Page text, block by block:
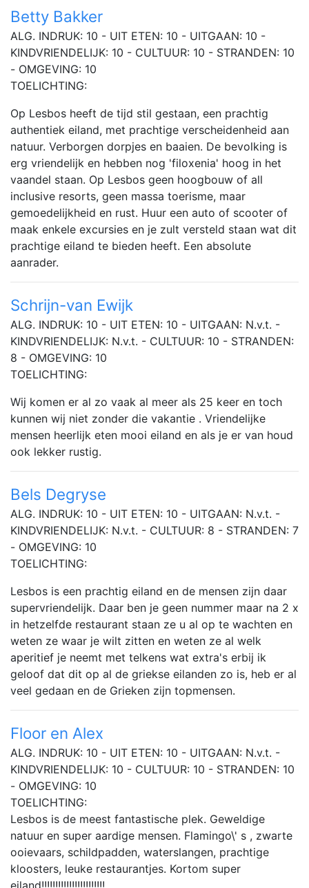
Betty Bakker
ALG. INDRUK: 10 - UIT ETEN: 10 - UITGAAN: 10 -
KINDVRIENDELIJK: 10 - CULTUUR: 10 - STRANDEN: 10
- OMGEVING: 10
TOELICHTING:
Op Lesbos heeft de tijd stil gestaan, een prachtig
authentiek eiland, met prachtige verscheidenheid aan
natuur. Verborgen dorpjes en baaien. De bevolking is
erg vriendelijk en hebben nog 'filoxenia' hoog in het
vaandel staan. Op Lesbos geen hoogbouw of all
inclusive resorts, geen massa toerisme, maar
gemoedelijkheid en rust. Huur een auto of scooter of
maak enkele excursies en je zult versteld staan wat dit
prachtige eiland te bieden heeft. Een absolute
aanrader.
Schrijn-van Ewijk
ALG. INDRUK: 10 - UIT ETEN: 10 - UITGAAN: N.v.t. -
KINDVRIENDELIJK: N.v.t. - CULTUUR: 10 - STRANDEN:
8 - OMGEVING: 10
TOELICHTING:
Wij komen er al zo vaak al meer als 25 keer en toch
kunnen wij niet zonder die vakantie . Vriendelijke
mensen heerlijk eten mooi eiland en als je er van houd
ook lekker rustig.
Bels Degryse
ALG. INDRUK: 10 - UIT ETEN: 10 - UITGAAN: N.v.t. -
KINDVRIENDELIJK: N.v.t. - CULTUUR: 8 - STRANDEN: 7
- OMGEVING: 10
TOELICHTING:
Lesbos is een prachtig eiland en de mensen zijn daar
supervriendelijk. Daar ben je geen nummer maar na 2 x
in hetzelfde restaurant staan ze u al op te wachten en
weten ze waar je wilt zitten en weten ze al welk
aperitief je neemt met telkens wat extra's erbij ik
geloof dat dit op al de griekse eilanden zo is, heb er al
veel gedaan en de Grieken zijn topmensen.
Floor en Alex
ALG. INDRUK: 10 - UIT ETEN: 10 - UITGAAN: N.v.t. -
KINDVRIENDELIJK: 10 - CULTUUR: 10 - STRANDEN: 10
- OMGEVING: 10
TOELICHTING:
Lesbos is de meest fantastische plek. Geweldige
natuur en super aardige mensen. Flamingo\' s , zwarte
ooievaars, schildpadden, waterslangen, prachtige
kloosters, leuke restaurantjes. Kortom super